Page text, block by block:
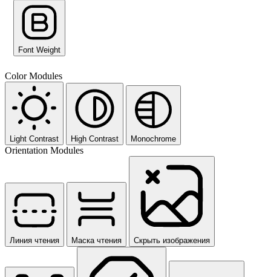
Font Weight
Color Modules
Light Contrast High Contrast Monochrome
Orientation Modules
Линия чтения Маска чтения Скрыть изображения